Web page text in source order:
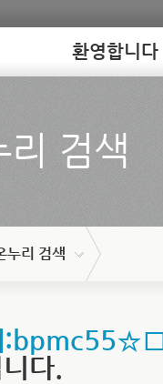
환영합니다
리 검색
누리 검색
:bpmc55☆□
다.